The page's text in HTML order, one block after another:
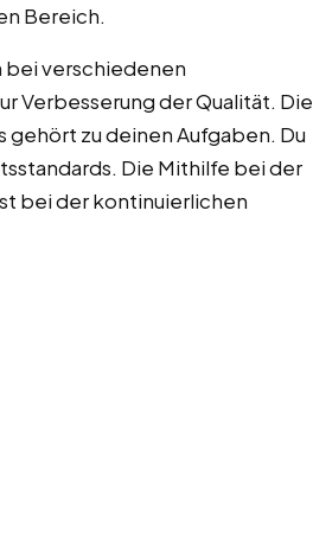
Bereich.
bei verschiedenen
Verbesserung der Qualität. Die
zu deinen Aufgaben. Du
Die Mithilfe bei der
bei der kontinuierlichen